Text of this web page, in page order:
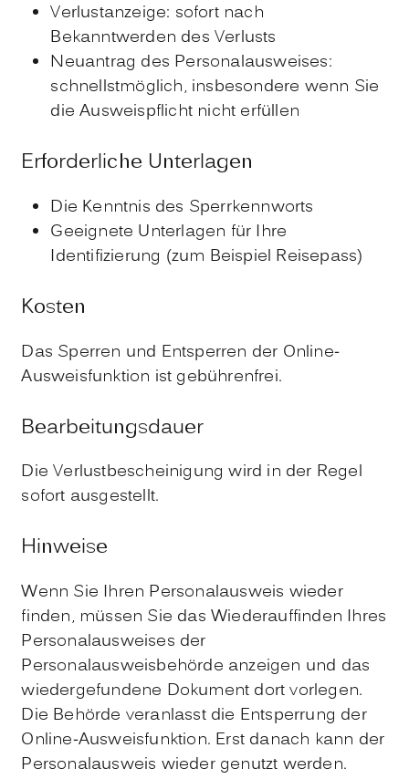
Verlustanzeige: sofort nach
Bekanntwerden des Verlusts
Neuantrag des Personalausweises:
schnellstmöglich, insbesondere wenn Sie
die Ausweispflicht nicht erfüllen
Erforderliche Unterlagen
Die Kenntnis des Sperrkennworts
Geeignete Unterlagen für Ihre
Identifizierung (zum Beispiel Reisepass)
Kosten
Das Sperren und Entsperren der Online-
Ausweisfunktion ist gebührenfrei.
Bearbeitungsdauer
Die Verlustbescheinigung wird in der Regel
sofort ausgestellt.
Hinweise
Wenn Sie Ihren Personalausweis wieder
finden, müssen Sie das Wiederauffinden Ihres
Personalausweises der
Personalausweisbehörde anzeigen und das
wiedergefundene Dokument dort vorlegen.
Die Behörde veranlasst die Entsperrung der
Online-Ausweisfunktion. Erst danach kann der
Personalausweis wieder genutzt werden.